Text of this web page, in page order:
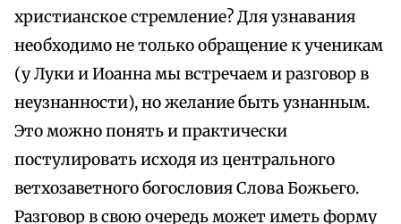
христианское стремление? Для узнавания
необходимо не только обращение к ученикам
(у Луки и Иоанна мы встречаем и разговор в
неузнанности), но желание быть узнанным.
Это можно понять и практически
постулировать исходя из центрального
ветхозаветного богословия Слова Божьего.
Разговор в свою очередь может иметь форму